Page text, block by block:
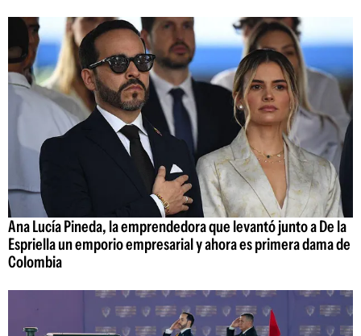
Ana Lucía Pineda, la emprendedora que levantó junto a De la
Espriella un emporio empresarial y ahora es primera dama de
Colombia